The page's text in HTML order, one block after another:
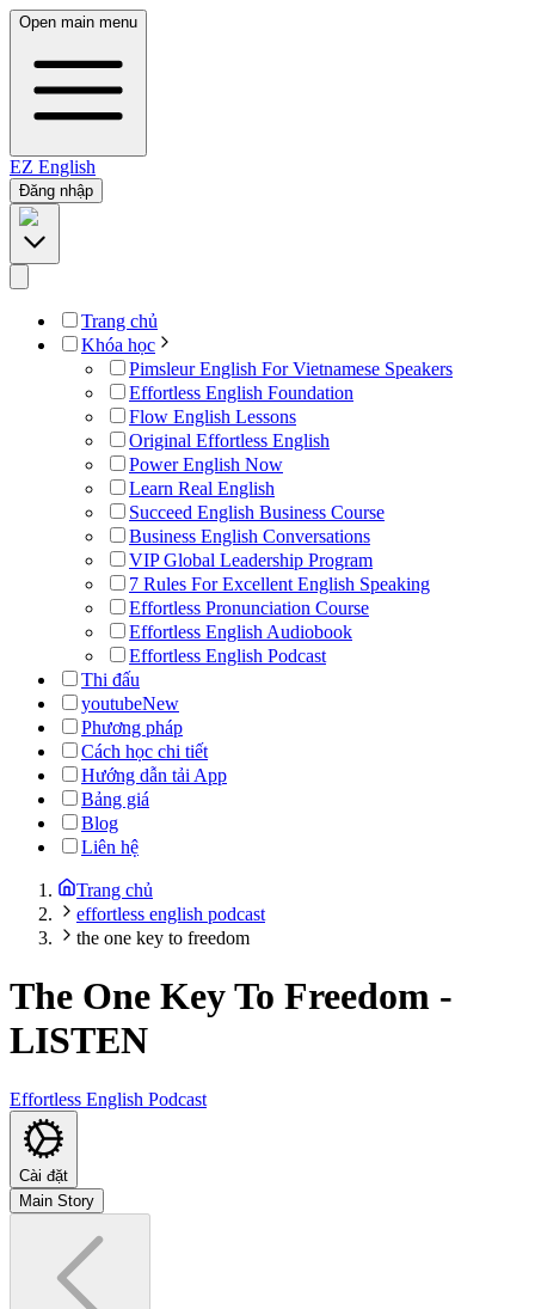
Open main menu
EZ English
Đăng nhập
Trang chủ
Khóa học
Pimsleur English For Vietnamese Speakers
Effortless English Foundation
Flow English Lessons
Original Effortless English
Power English Now
Learn Real English
Succeed English Business Course
Business English Conversations
VIP Global Leadership Program
7 Rules For Excellent English Speaking
Effortless Pronunciation Course
Effortless English Audiobook
Effortless English Podcast
Thi đấu
youtubeNew
Phương pháp
Cách học chi tiết
Hướng dẫn tải App
Bảng giá
Blog
Liên hệ
Trang chủ
effortless english podcast
the one key to freedom
The One Key To Freedom -
LISTEN
Effortless English Podcast
Cài đặt
Main Story